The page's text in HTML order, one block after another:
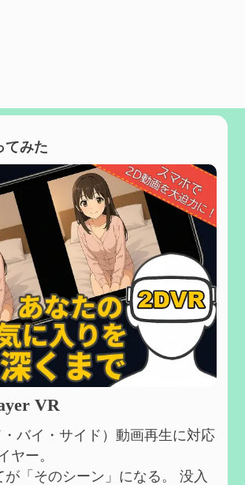
てみた
VR
・バイ・サイド）動画再生に対応
ヤー。
が「そのシーン」になる。 没入